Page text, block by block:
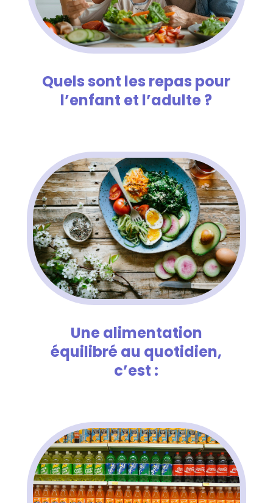
Quels sont les repas pour
l’enfant et l’adulte ?
Une alimentation
équilibré au quotidien,
c’est :